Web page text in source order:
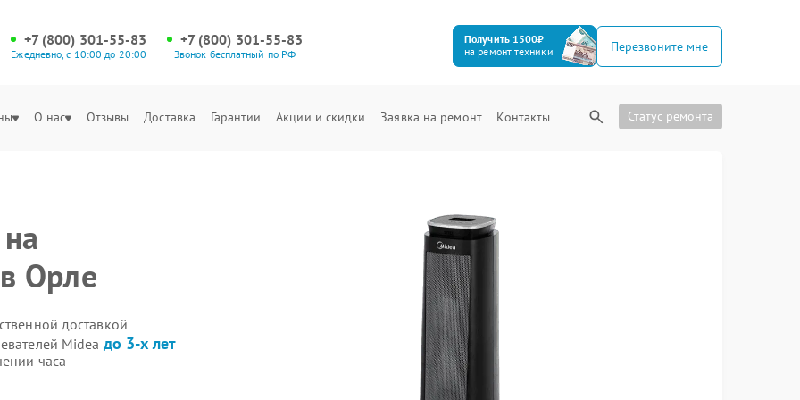
+7 (800) 301-55-83
Ежедневно, с 10:00 до 20:00
+7 (800) 301-55-83
Звонок бесплатный по РФ
Получить 1500₽
на ремонт техники
Перезвоните мне
О нас Отзывы Доставка Гарантии Акции и скидки Заявка на ремонт Контакты Статус ремонта
Орле
доставкой
Midea до 3-х лет
часа